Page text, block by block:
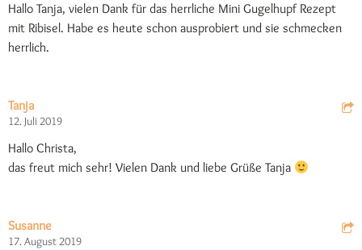
Hallo Tanja, vielen Dank für das herrliche Mini Gugelhupf Rezept
mit Ribisel. Habe es heute schon ausprobiert und sie schmecken
herrlich.
Tanja
12. Juli 2019
Hallo Christa,
das freut mich sehr! Vielen Dank und liebe Grüße Tanja
Susanne
17. August 2019